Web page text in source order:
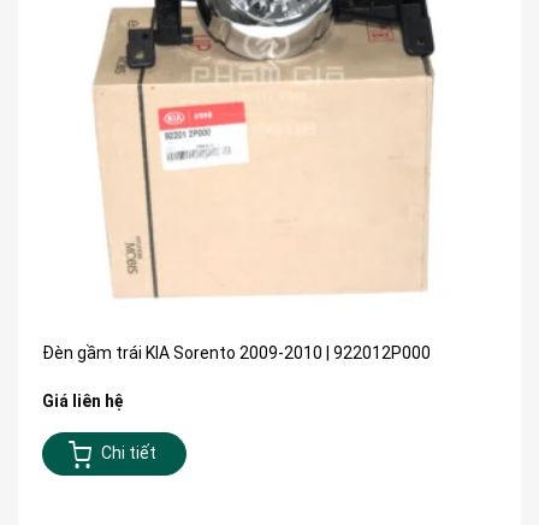
Đèn gầm trái KIA Sorento 2009-2010 | 922012P000
Giá liên hệ
Chi tiết